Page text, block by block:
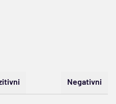
Negativni